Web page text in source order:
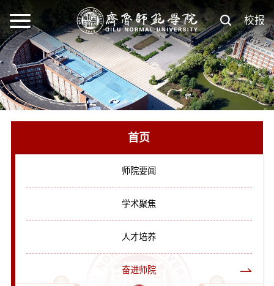
校报
首页
师院要闻
学术聚焦
人才培养
奋进师院